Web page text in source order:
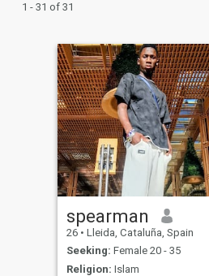
1 - 31 of 31
spearman
26 • Lleida, Cataluña, Spain
Seeking: Female 20 - 35
Religion: Islam